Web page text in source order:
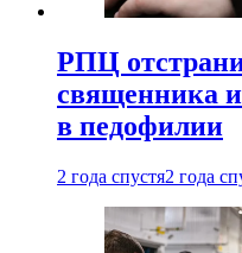
РПЦ
священника
в педофилии
2 года спустя2 года